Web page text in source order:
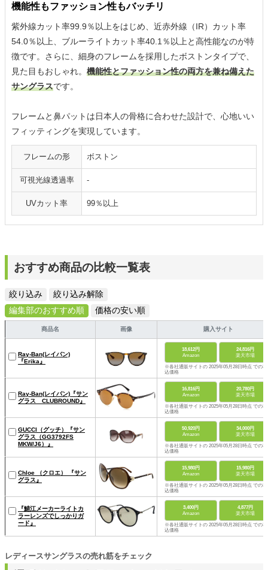
機能性もファッション性もバッチリ
紫外線カット率99.9％以上をはじめ、近赤外線（IR）カット率
54.0％以上、ブルーライトカット率40.1％以上と高性能なのが特
徴です。さらに、細身のフレームを採用したボストンタイプで、
見た目もおしゃれ。 機能性とファッション性の両方を兼ね備えた
サングラスです。
フレームと鼻パットは日本人の骨格に合わせた設計で、心地いい
フィッティングを実現しています。
フレームの形 ボストン
可視光線透過率 -
UVカット率 99％以上
おすすめ商品の比較一覧表
絞り込み
絞り込み解除
編集部のおすすめ順
価格の安い順
商品名 画像 購入サイト
Ray-Ban(レイバン)
『Erika』
18,612円
Amazon
24,816円
楽天市場
※各社通販サイトの 2025年05月28日時点 での税
込価格
Ray-Ban(レイバン)『サン
グラス CLUBROUND』
16,816円
Amazon
20,780円
楽天市場
※各社通販サイトの 2025年05月28日時点 での税
込価格
GUCCI（グッチ）『サン
グラス（GG3792FS
MKW/J6）』
50,920円
Amazon
34,000円
楽天市場
※各社通販サイトの 2025年05月28日時点 での税
込価格
Chloe （クロエ） 『サン
グラス』
15,980円
Amazon
15,980円
楽天市場
※各社通販サイトの 2025年05月28日時点 での税
込価格
『鯖江メーカーライトカ
ラーレンズでしっかりガ
ード』
3,400円
Amazon
4,877円
楽天市場
※各社通販サイトの 2025年05月28日時点 での税
込価格
レディースサングラスの売れ筋をチェック